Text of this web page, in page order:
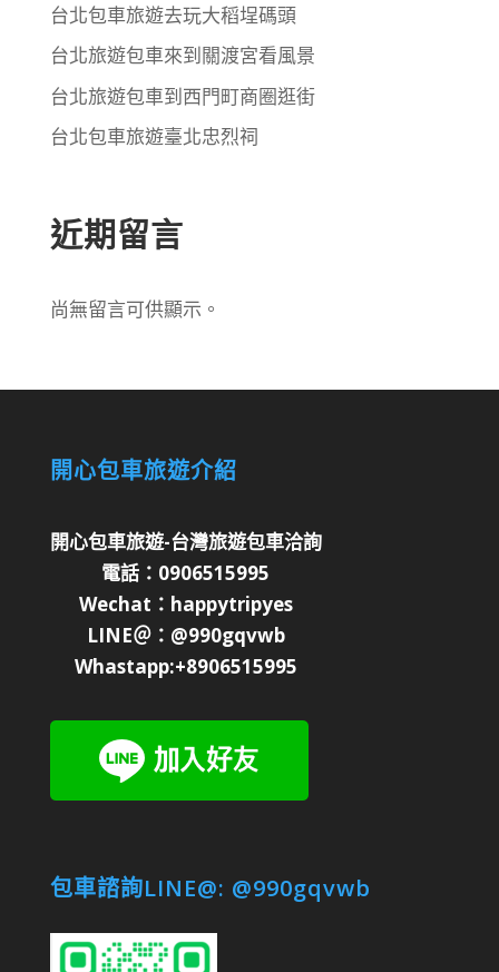
台北包車旅遊去玩大稻埕碼頭
台北旅遊包車來到關渡宮看風景
台北旅遊包車到西門町商圈逛街
台北包車旅遊臺北忠烈祠
近期留言
尚無留言可供顯示。
開心包車旅遊介紹
開心包車旅遊-台灣旅遊包車洽詢
電話：0906515995
Wechat：happytripyes
LINE＠：@990gqvwb
Whastapp:+8906515995
包車諮詢LINE@: @990gqvwb